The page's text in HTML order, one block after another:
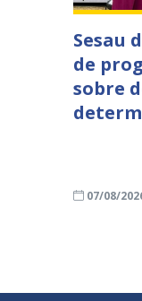
Sesau
de
sobre
07/08/